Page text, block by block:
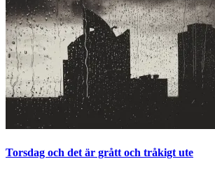
Torsdag och det är grått och tråkigt ute